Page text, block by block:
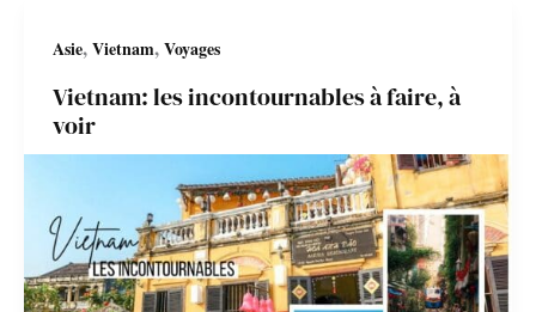
:
que
faire,
voir
?
insolite
Asie,Vietnam,Voyages
Vietnam: les incontournables à faire, à
voir